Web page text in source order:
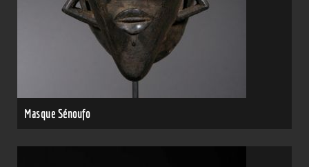
Masque Sénoufo